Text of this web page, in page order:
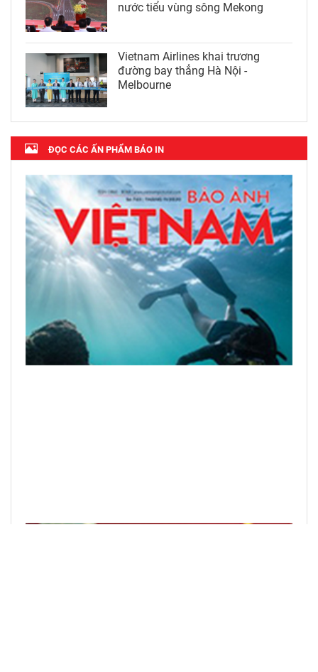
nước tiểu vùng sông Mekong
Vietnam Airlines khai trương
đường bay thẳng Hà Nội -
Melbourne
ĐỌC CÁC ẤN PHẨM BÁO IN